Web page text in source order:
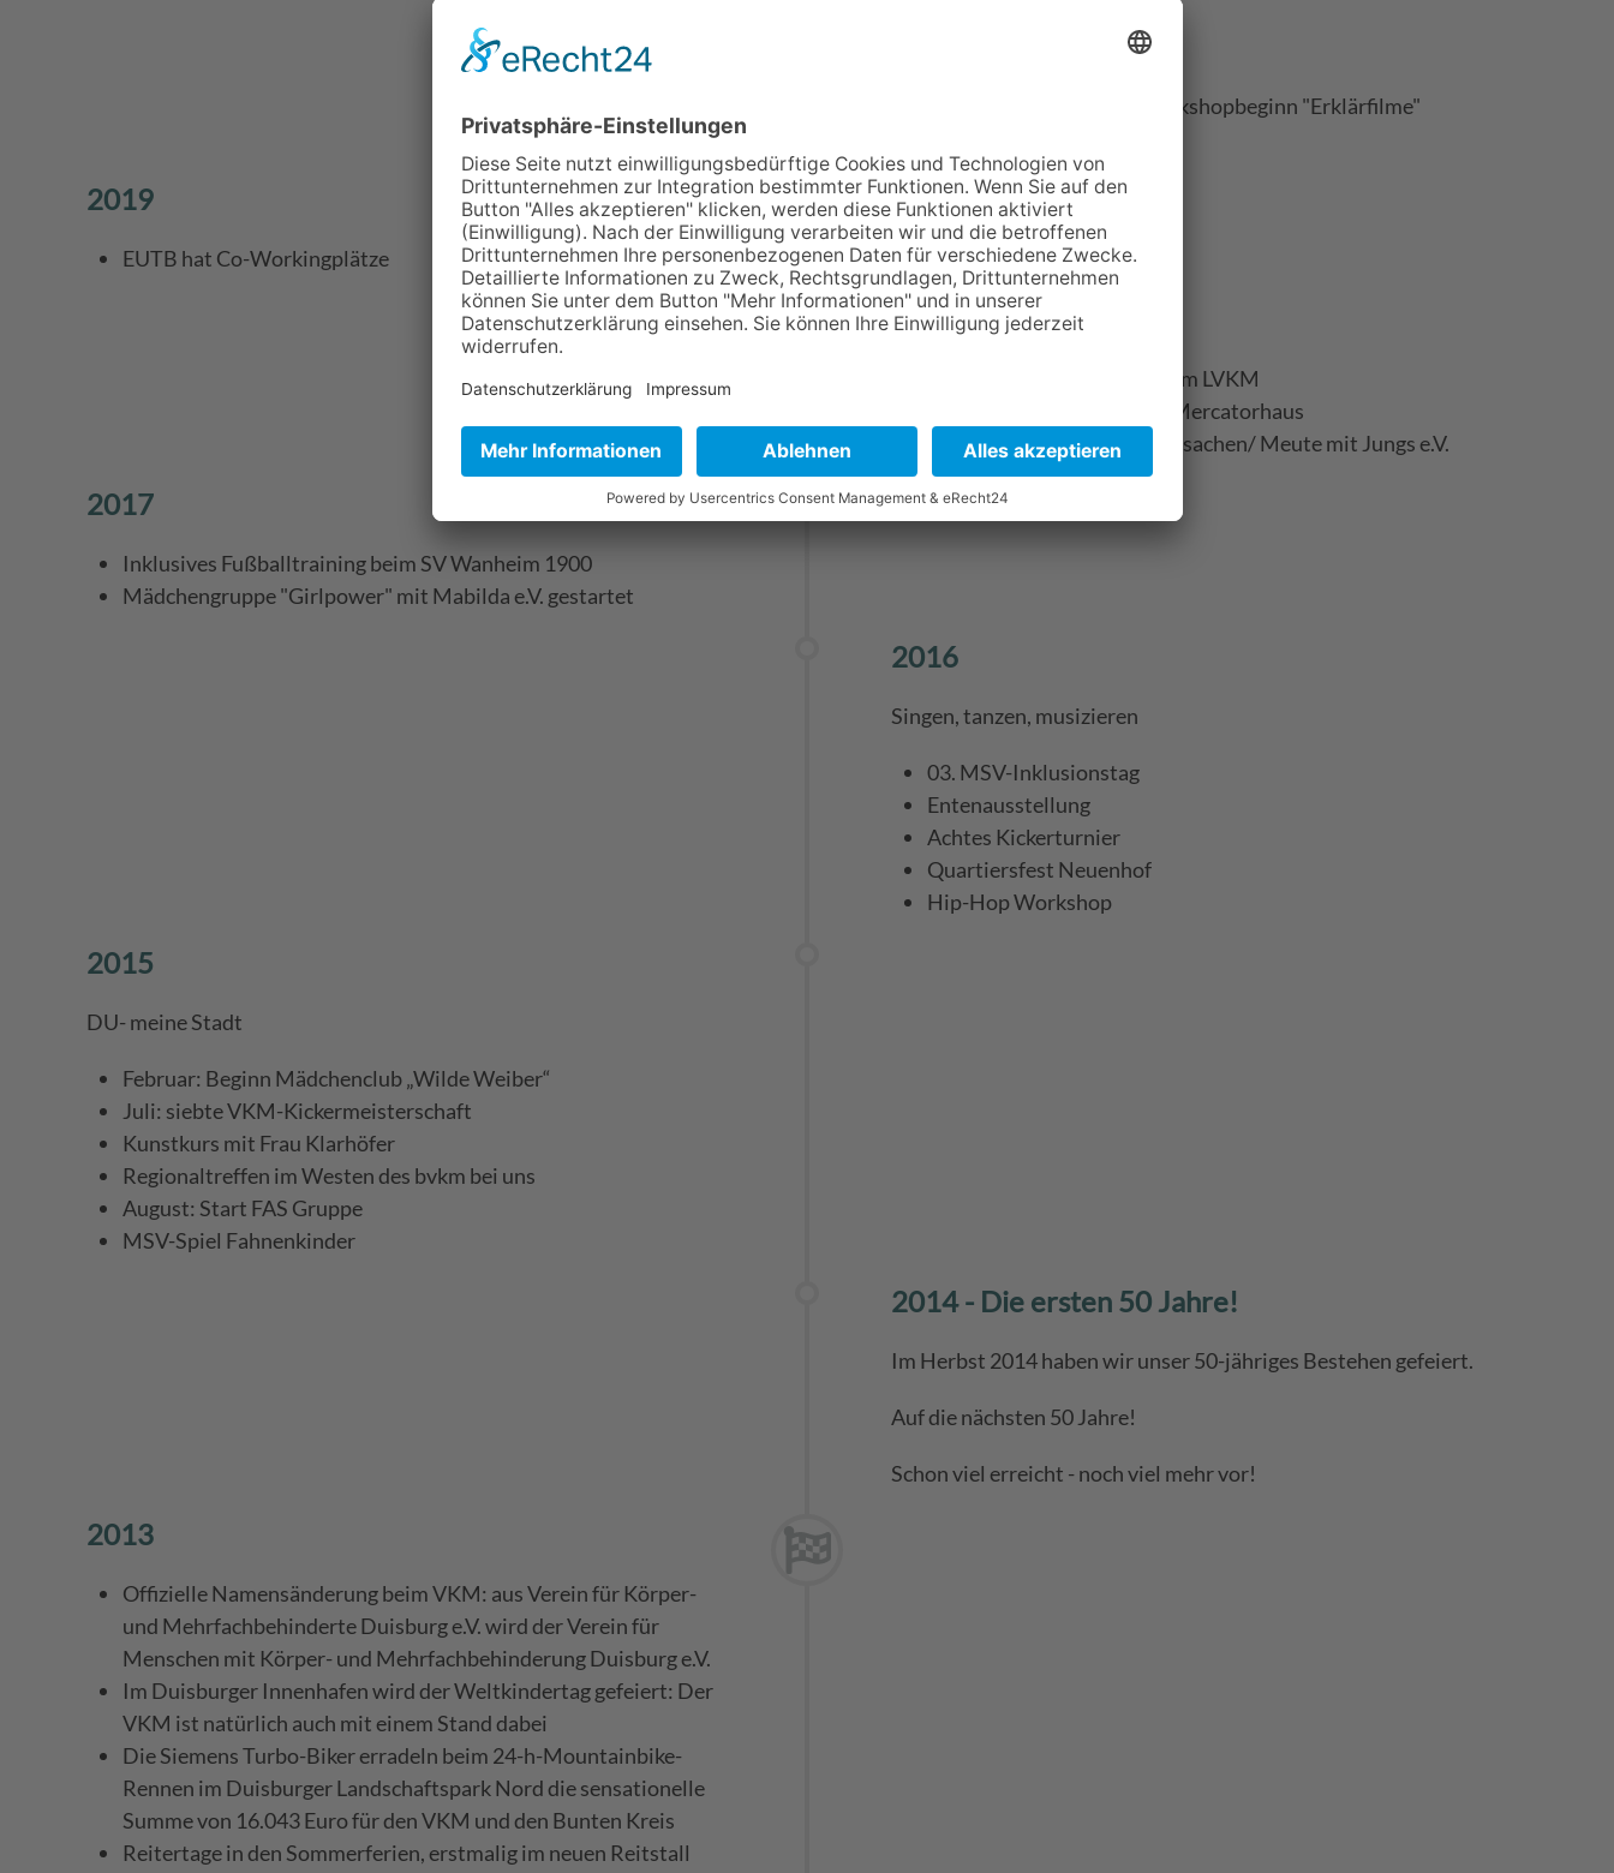
VKM goes YOUTUBE: Workshopbeginn "Erklärfilme"
2019
EUTB hat Co-Workingplätze
2018
Start des Projekts SeWo vom LVKM
Inklusion auf dem Weg im Mercatorhaus
Beginn der Projekte Jungensachen/ Meute mit Jungs e.V.
2017
Inklusives Fußballtraining beim SV Wanheim 1900
Mädchengruppe "Girlpower" mit Mabilda e.V. gestartet
2016
Singen, tanzen, musizieren
03. MSV-Inklusionstag
Entenausstellung
Achtes Kickerturnier
Quartiersfest Neuenhof
Hip-Hop Workshop
2015
DU- meine Stadt
Februar: Beginn Mädchenclub „Wilde Weiber“
Juli: siebte VKM-Kickermeisterschaft
Kunstkurs mit Frau Klarhöfer
Regionaltreffen im Westen des bvkm bei uns
August: Start FAS Gruppe
MSV-Spiel Fahnenkinder
2014 - Die ersten 50 Jahre!
Im Herbst 2014 haben wir unser 50-jähriges Bestehen gefeiert.
Auf die nächsten 50 Jahre!
Schon viel erreicht - noch viel mehr vor!
2013
Offizielle Namensänderung beim VKM: aus Verein für Körper-
und Mehrfachbehinderte Duisburg e.V. wird der Verein für
Menschen mit Körper- und Mehrfachbehinderung Duisburg e.V.
Im Duisburger Innenhafen wird der Weltkindertag gefeiert: Der
VKM ist natürlich auch mit einem Stand dabei
Die Siemens Turbo-Biker erradeln beim 24-h-Mountainbike-
Rennen im Duisburger Landschaftspark Nord die sensationelle
Summe von 16.043 Euro für den VKM und den Bunten Kreis
Reitertage in den Sommerferien, erstmalig im neuen Reitstall